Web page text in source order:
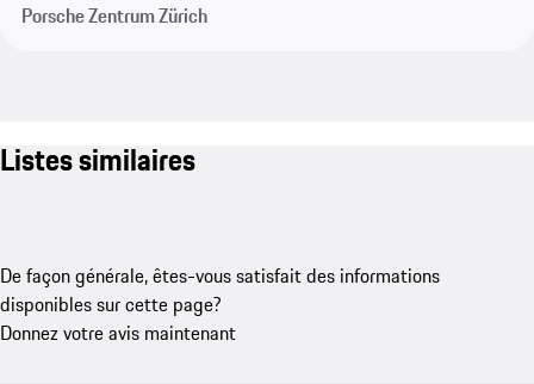
Porsche Zentrum Zürich
Listes similaires
De façon générale, êtes-vous satisfait des informations
disponibles sur cette page?
Donnez votre avis maintenant